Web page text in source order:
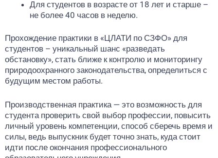
Для студентов в возрасте от 18 лет и старше –
не более 40 часов в неделю.
Прохождение практики в «ЦЛАТИ по СЗФО» для
студентов – уникальный шанс «разведать
обстановку», стать ближе к контролю и мониторингу
природоохранного законодательства, определиться с
будущим местом работы.
Производственная практика — это возможность для
студента проверить свой выбор профессии, повысить
личный уровень компетенции, способ сберечь время и
силы, ведь выпускник будет точно знать, куда стоит
идти после окончания профессионального